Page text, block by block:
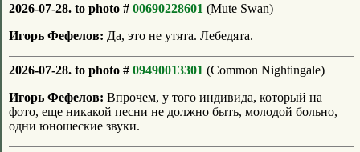
2026-07-28. to photo # 00690228601 (Mute Swan)
Игорь Фефелов: Да, это не утята. Лебедята.
2026-07-28. to photo # 09490013301 (Common Nightingale)
Игорь Фефелов: Впрочем, у того индивида, который на
фото, еще никакой песни не должно быть, молодой больно,
одни юношеские звуки.